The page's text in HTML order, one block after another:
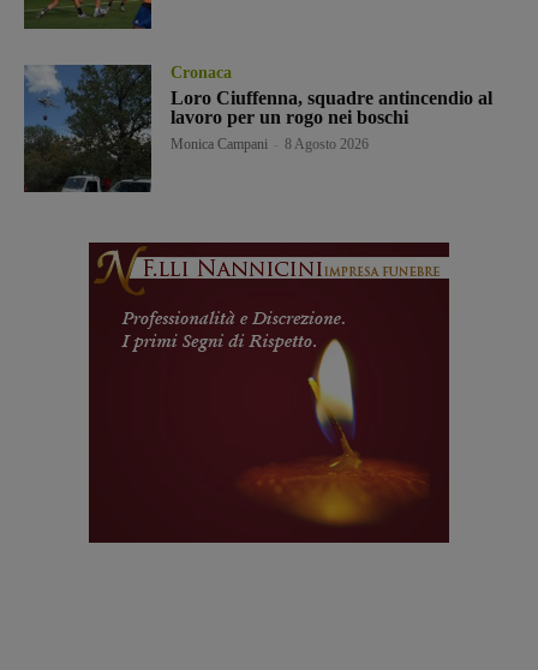
Cronaca
Loro Ciuffenna, squadre antincendio al
lavoro per un rogo nei boschi
Monica Campani 8 Agosto 2026